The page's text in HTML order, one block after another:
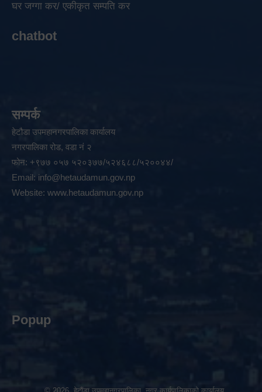
घर जग्गा कर/ एकीकृत सम्पति कर
chatbot
सम्पर्क
हेटौडा उपमहानगरपालिका कार्यालय
नगरपालिका रोड, वडा नं २
फोन: +९७७ ०५७ ५२०३७७/५२४६८८/५२००४४/
Email: info@hetaudamun.gov.np
Website: www.hetaudamun.gov.np
Popup